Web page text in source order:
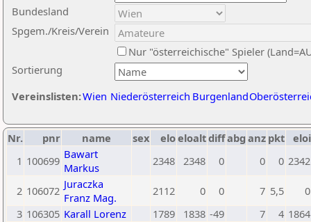
Sortierung
Bundesland
Spgem./Kreis/Verein
Nur "österreichische" Spieler
Vereinslisten:Wien Niederösterreich Burgenland
Nr. pnr name sex eloeloaltdiffabg anz pkt eloi
1 100699 Bawart
Markus
2348 2348 0 0 0 2342
2 106072 Juraczka
Franz Mag.
2112 0 0 7 5,5
0
3 106305 Karall Lorenz 1789 1838 -49 7 4 1864